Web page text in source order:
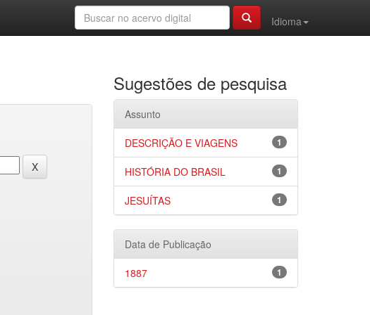
Idioma
Sugestões de pesquisa
Assunto
1
DESCRIÇÃO E VIAGENS
1
HISTÓRIA DO BRASIL
1
JESUÍTAS
Data de Publicação
1
1887